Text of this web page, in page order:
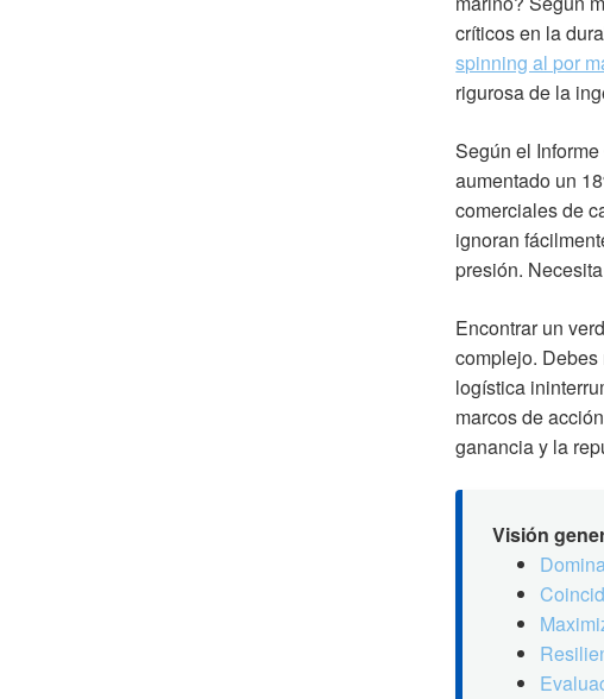
críticos en la
spinning al por
rigurosa de la
Según el
aumentado un
comerciales de
ignoran
presión.
Encontrar un
complejo.
logística
marcos de
ganancia y la
Visión